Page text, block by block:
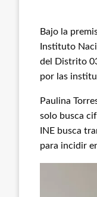
Bajo la
Instituto
del Distrito
por las
Paulina
solo busca
INE busca
para incidir